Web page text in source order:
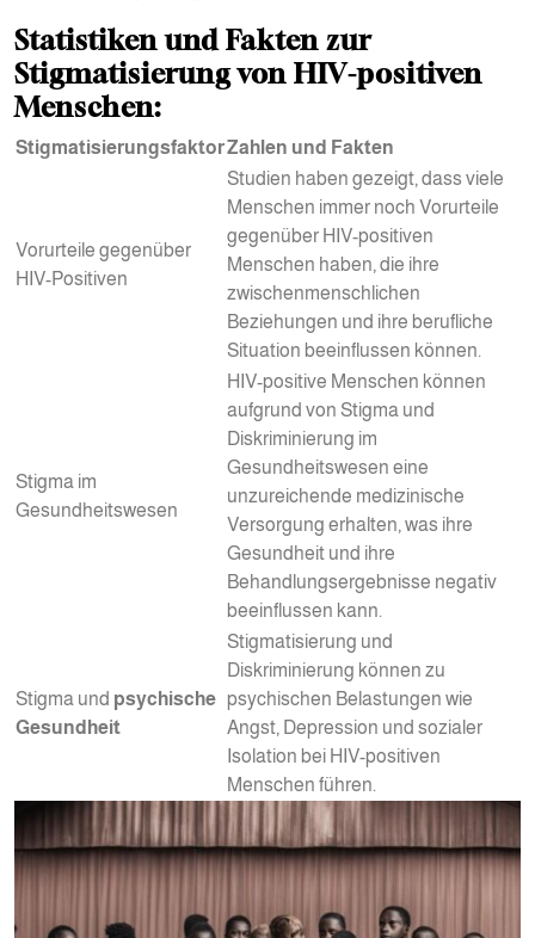
Statistiken und Fakten zur
Stigmatisierung von HIV-positiven
Menschen:
StigmatisierungsfaktorZahlen und Fakten
Vorurteile gegenüber
HIV-Positiven
Studien haben gezeigt, dass viele
Menschen immer noch Vorurteile
gegenüber HIV-positiven
Menschen haben, die ihre
zwischenmenschlichen
Beziehungen und ihre berufliche
Situation beeinflussen können.
Stigma im
Gesundheitswesen
HIV-positive Menschen können
aufgrund von Stigma und
Diskriminierung im
Gesundheitswesen eine
unzureichende medizinische
Versorgung erhalten, was ihre
Gesundheit und ihre
Behandlungsergebnisse negativ
beeinflussen kann.
Stigma und psychische
Gesundheit
Stigmatisierung und
Diskriminierung können zu
psychischen Belastungen wie
Angst, Depression und sozialer
Isolation bei HIV-positiven
Menschen führen.